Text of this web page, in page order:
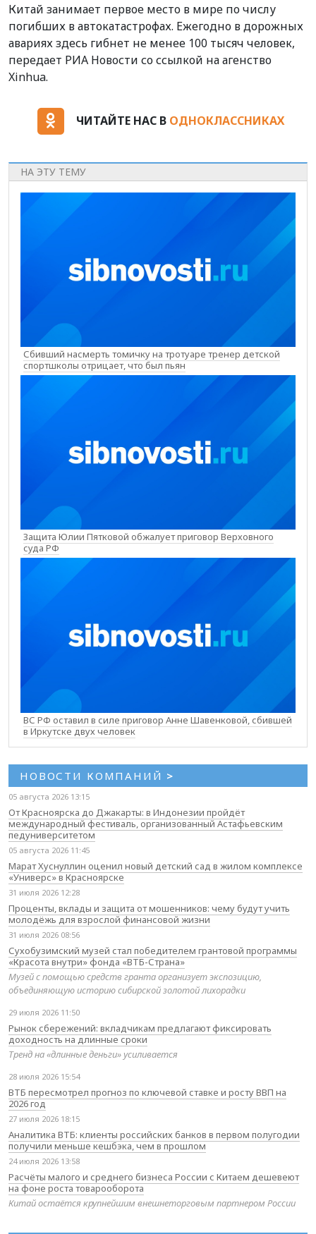
Китай занимает первое место в мире по числу
погибших в автокатастрофах. Ежегодно в дорожных
авариях здесь гибнет не менее 100 тысяч человек,
передает РИА Новости со ссылкой на агенство
Xinhua.
ЧИТАЙТЕ НАС В ОДНОКЛАССНИКАХ
НА ЭТУ ТЕМУ
Сбивший насмерть томичку на тротуаре тренер детской
спортшколы отрицает, что был пьян
Защита Юлии Пятковой обжалует приговор Верховного
суда РФ
ВС РФ оставил в силе приговор Анне Шавенковой, сбившей
в Иркутске двух человек
НОВОСТИ КОМПАНИЙ >
05 августа 2026 13:15
От Красноярска до Джакарты: в Индонезии пройдёт
международный фестиваль, организованный Астафьевским
педуниверситетом
05 августа 2026 11:45
Марат Хуснуллин оценил новый детский сад в жилом комплексе
«Универс» в Красноярске
31 июля 2026 12:28
Проценты, вклады и защита от мошенников: чему будут учить
молодёжь для взрослой финансовой жизни
31 июля 2026 08:56
Сухобузимский музей стал победителем грантовой программы
«Красота внутри» фонда «ВТБ-Страна»
Музей с помощью средств гранта организует экспозицию,
объединяющую историю сибирской золотой лихорадки
29 июля 2026 11:50
Рынок сбережений: вкладчикам предлагают фиксировать
доходность на длинные сроки
Тренд на «длинные деньги» усиливается
28 июля 2026 15:54
ВТБ пересмотрел прогноз по ключевой ставке и росту ВВП на
2026 год
27 июля 2026 18:15
Аналитика ВТБ: клиенты российских банков в первом полугодии
получили меньше кешбэка, чем в прошлом
24 июля 2026 13:58
Расчёты малого и среднего бизнеса России с Китаем дешевеют
на фоне роста товарооборота
Китай остаётся крупнейшим внешнеторговым партнером России